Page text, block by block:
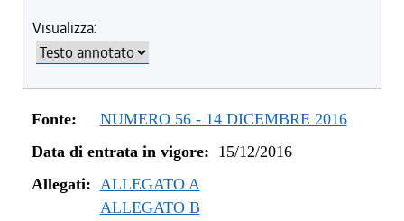
dal 07/03/2023 al 11/08/2023
dal 01/01/2023 al 06/03/2023
dal 09/08/2022 al 31/12/2022
dal 01/01/2022 al 08/08/2022
dal 06/11/2021 al 09/12/2021
dal 27/10/2021 al 05/11/2021
dal 20/05/2021 al 26/10/2021
Visualizza:
Fonte:
NUMERO 56 - 14 DICEMBRE 2016
Data di entrata in vigore: 15/12/2016
Allegati: ALLEGATO A
ALLEGATO B